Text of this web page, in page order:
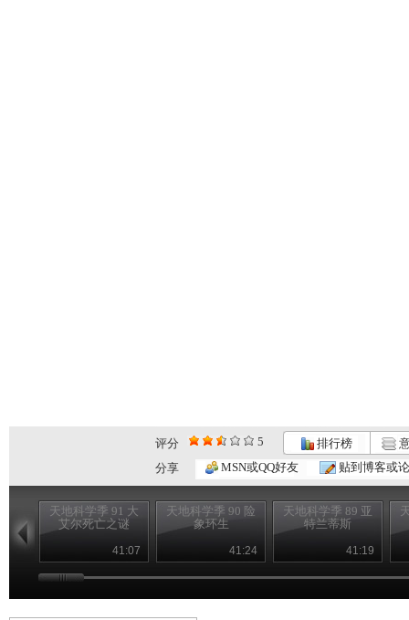
评分 5 排行榜
分享
MSN或QQ好友 贴到博客或
天地科学季 91 大
艾尔死亡之谜
41:07
天地科学季 90 险
象环生
41:24
天地科学季 89 亚
特兰蒂斯
41:19